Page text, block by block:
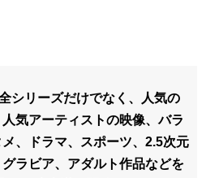
シリーズだけでなく、
人気の
気アーティストの映像、バラ
、ドラマ、スポーツ、2.5次元
ラビア、アダルト作品などを